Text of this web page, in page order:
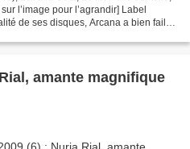
l’image pour l’agrandir] Label
de ses disques, Arcana a bien failli
amante magnifique